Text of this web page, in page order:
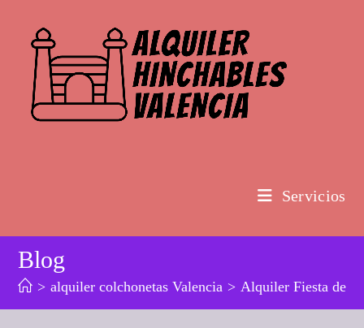
contenido
Servicios
Blog
> alquiler colchonetas Valencia > Alquiler Fiesta de